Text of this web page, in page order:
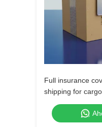
Full insurance
shipping for